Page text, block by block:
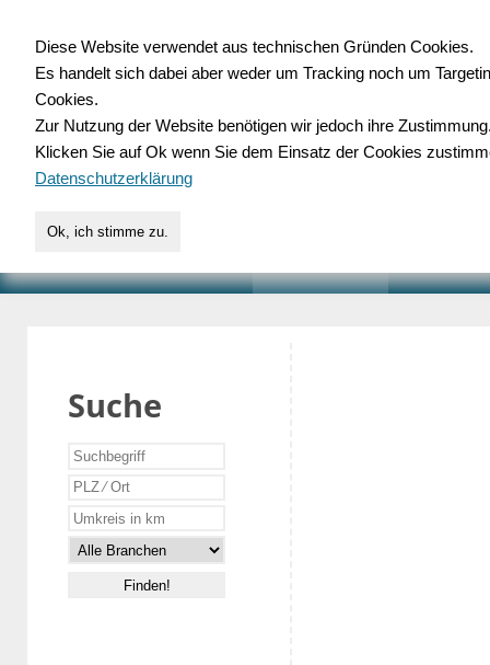
für Handwerk,
Suche
Diese Website verwendet aus technischen Gründen Cookies.
Es handelt sich dabei aber weder um Tracking noch um
Cookies.
Zur Nutzung der Website benötigen wir jedoch ihre
Klicken Sie auf Ok wenn Sie dem Einsatz der Cookies
Datenschutzerklärung
Ok, ich stimme zu.